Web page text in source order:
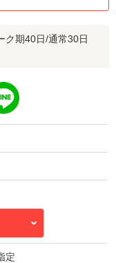
ク期40日/通常30日
定